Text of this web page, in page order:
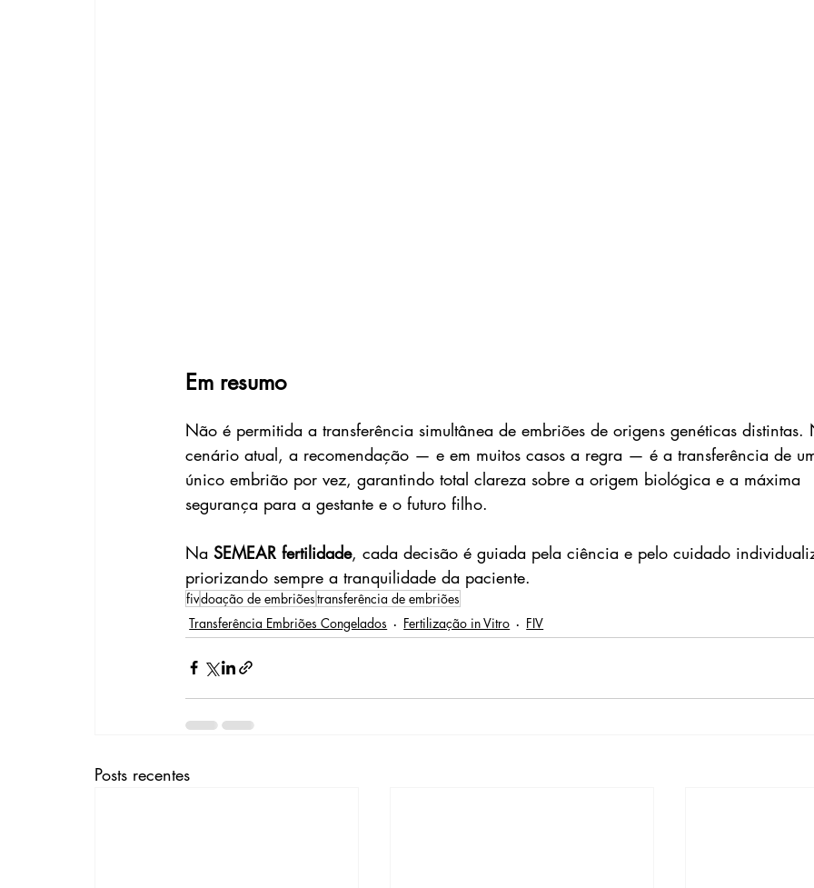
Em resumo
Não é permitida a transferência simultânea de embriões de origens genéticas distintas.
cenário atual, a recomendação — e em muitos casos a regra — é a transferência de
único embrião por vez, garantindo total clareza sobre a origem biológica e a máxima
segurança para a gestante e o futuro filho.
Na SEMEAR fertilidade, cada decisão é guiada pela ciência e pelo cuidado
priorizando sempre a tranquilidade da paciente.
fivdoação de embriõestransferência de embriões
Transferência Embriões Congelados
Fertilização in Vitro FIV
Posts recentes